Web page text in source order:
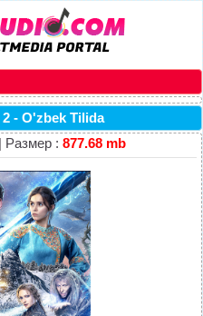
- O'zbek Tilida
Размер : 877.68 mb